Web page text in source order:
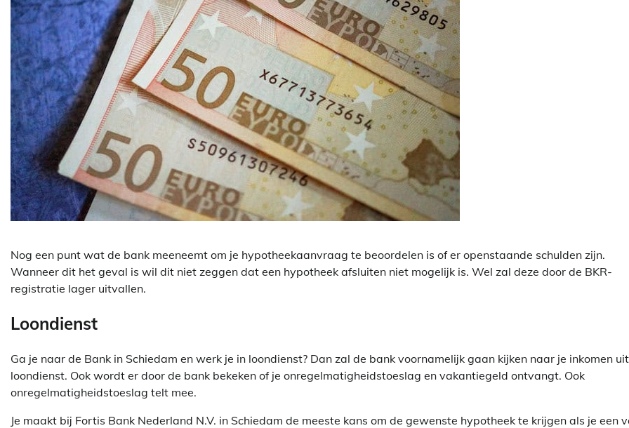
Nog een punt wat de bank meeneemt om je hypotheekaanvraag te beoordelen is of er openstaande schulden zijn.
Wanneer dit het geval is wil dit niet zeggen dat een hypotheek afsluiten niet mogelijk is. Wel zal deze door de BKR-
registratie lager uitvallen.
Loondienst
Ga je naar de Bank in Schiedam en werk je in loondienst? Dan zal de bank voornamelijk gaan kijken naar je inkomen uit
loondienst. Ook wordt er door de bank bekeken of je onregelmatigheidstoeslag en vakantiegeld ontvangt. Ook
onregelmatigheidstoeslag telt mee.
Je maakt bij Fortis Bank Nederland N.V. in Schiedam de meeste kans om de gewenste hypotheek te krijgen als je een